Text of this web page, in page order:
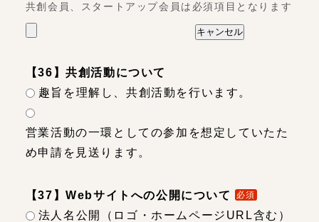
共創会員、スタートアップ会員は必須項目となります
【36】共創活動について
趣旨を理解し、共創活動を行います。
営業活動の一環としての参加を想定していたた
め申請を見送ります。
【37】Webサイトへの公開について 必須
法人名公開（ロゴ・ホームページURL含む）